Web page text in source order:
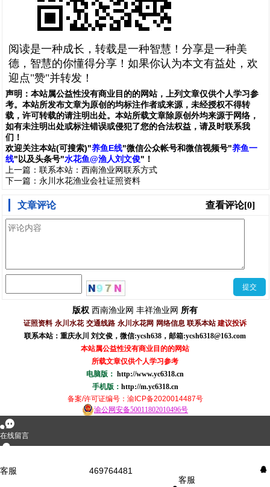
阅读是一种成长，转载是一种智慧！分享是一种美
德，智慧的你懂得分享！如果你认为本文有益处，欢
迎点"赞"并转发！
声明： 本站属公益性没有商业目的的网站，上列文章仅供个人学习参
考。本站所发布文章为原创的均标注作者或来源，未经授权不得转
载，许可转载的请注明出处。本站所载文章除原创外均来源于网络，
如有未注明出处或标注错误或侵犯了您的合法权益，请及时联系我
们 ！
欢迎关注本站(可搜索)"养鱼E线"微信公众帐号和微信视频号"养鱼一
线" 以及头条号"水花鱼@渔人刘文俊"！
上一篇： 联系本站：西南渔业网联系方式
下一篇： 永川水花渔业会社证照资料
查看评论[0]
文章评论
版权 西南渔业网 丰祥渔业网 所有
证照资料 永川水花 交通线路 永川水花网 网络信息 联系本站 建议投诉
联系本站：重庆永川 刘文俊， 微信:ycsh638 ， 邮箱:ycsh6318@163.com
本站属公益性没有商业目的的网站
所载文章仅供个人学习参考
电脑版： http://www.yc6318.cn
手机版： http://m.yc6318.cn
备案/许可证编号：渝ICP备2020014487号
渝公网安备50011802010496号
󰂮
在线留言
󰇇
客服 469764481 󰇇
客服